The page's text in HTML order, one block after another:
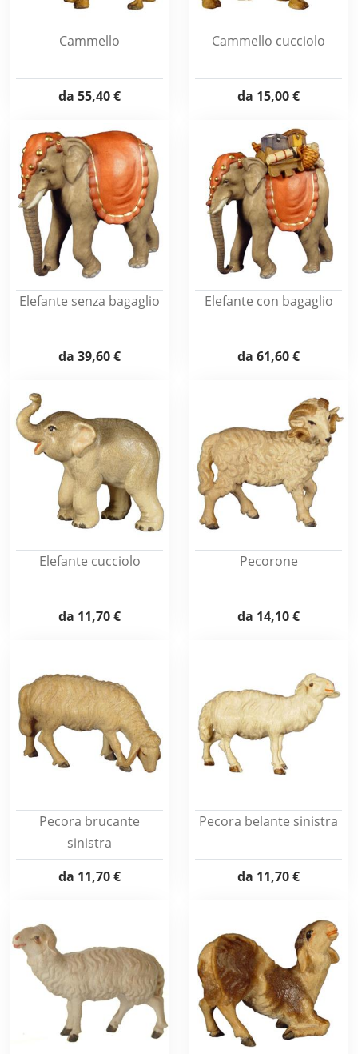
Cammello
da 55,40 €
Cammello cucciolo
da 15,00 €
Elefante senza bagaglio
da 39,60 €
Elefante con bagaglio
da 61,60 €
Elefante cucciolo
da 11,70 €
Pecorone
da 14,10 €
Pecora brucante
sinistra
da 11,70 €
Pecora belante sinistra
da 11,70 €